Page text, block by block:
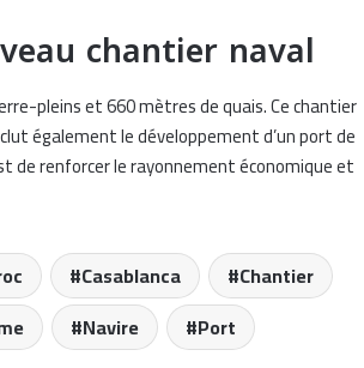
chantier naval
pleins et 660 mètres de quais. Ce chantier
également le développement d’un port de
de renforcer le rayonnement économique et
Casablanca
Chantier
Navire Port
GNV Orion : Nouveau ferry éco-
responsable pour la Méditerranée
Maroc : lancement du plus grand
chantier naval d’Afrique à Casablanca